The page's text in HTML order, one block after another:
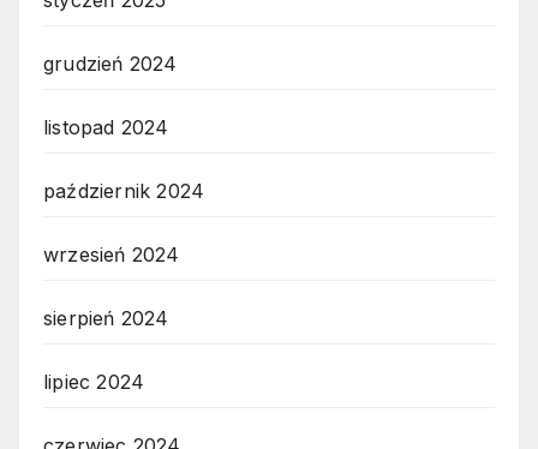
grudzień 2024
listopad 2024
październik 2024
wrzesień 2024
sierpień 2024
lipiec 2024